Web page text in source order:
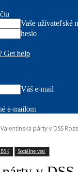
Vaše užívateľské
heslo
Get help
Váš e-mail
e-mailom
Valentínska párty v DSS
Sociálne veci